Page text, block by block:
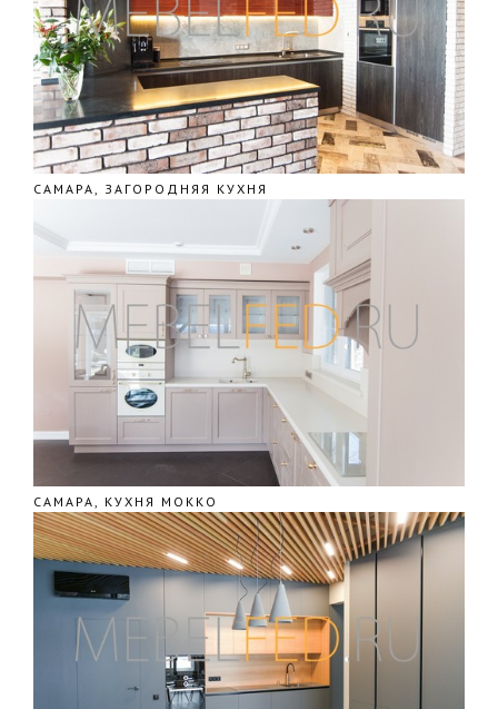
САМАРА, ЗАГОРОДНЯЯ КУХНЯ
САМАРА, КУХНЯ МОККО